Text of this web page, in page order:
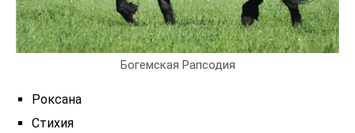
Богемская Рапсодия
Роксана
Стихия